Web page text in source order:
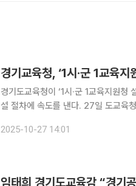
경기교육청, ‘1시·군 1교육
경기도교육청이 ‘1시·군 1교육지원청
설 절차에 속도를 낸다. 27일 도교육청에 따르면 최근 국회를 통과한 ‘지방교육자치에 관한 법률 일
율성이 대폭 강화됐다. 이에 경기도교
2025-10-27 14:01